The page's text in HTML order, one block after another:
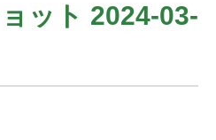
ット 2024-03-